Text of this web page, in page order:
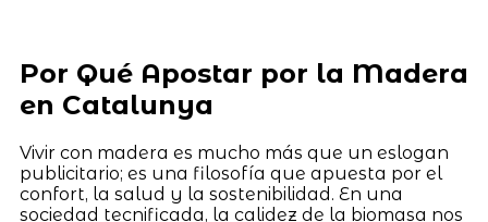
Por Qué Apostar por la Madera
en Catalunya
Vivir con madera es mucho más que un eslogan
publicitario; es una filosofía que apuesta por el
confort, la salud y la sostenibilidad. En una
sociedad tecnificada, la calidez de la biomasa nos